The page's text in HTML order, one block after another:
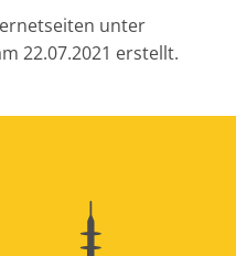
unter
22.07.2021 erstellt.